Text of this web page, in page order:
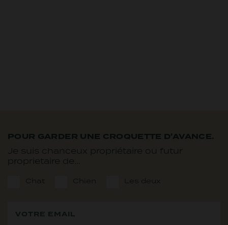
POUR GARDER UNE CROQUETTE D'AVANCE.
Je suis chanceux propriétaire ou futur
proprietaire de...
Chat Chien Les deux